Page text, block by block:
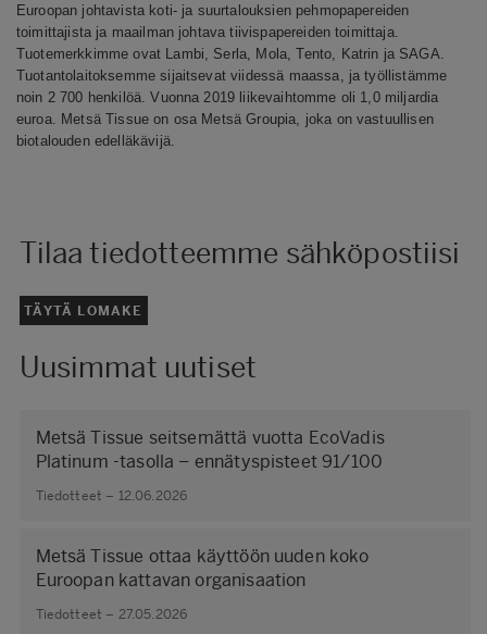
Euroopan johtavista koti- ja suurtalouksien pehmopapereiden
toimittajista ja maailman johtava tiivispapereiden toimittaja.
Tuotemerkkimme ovat Lambi, Serla, Mola, Tento, Katrin ja SAGA.
Tuotantolaitoksemme sijaitsevat viidessä maassa, ja työllistämme
noin 2 700 henkilöä. Vuonna 2019 liikevaihtomme oli 1,0 miljardia
euroa. Metsä Tissue on osa Metsä Groupia, joka on vastuullisen
biotalouden edelläkävijä.
Tilaa tiedotteemme sähköpostiisi
TÄYTÄ LOMAKE
Uusimmat uutiset
Metsä Tissue seitsemättä vuotta EcoVadis
Platinum -tasolla – ennätyspisteet 91/100
Tiedotteet – 12.06.2026
Metsä Tissue ottaa käyttöön uuden koko
Euroopan kattavan organisaation
Tiedotteet – 27.05.2026